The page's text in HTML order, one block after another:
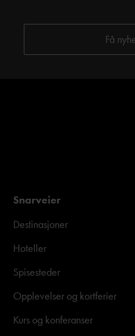
Snarveier
Destinasjoner
Hoteller
Spisesteder
Opplevelser og kortferier
Kurs og konferanser